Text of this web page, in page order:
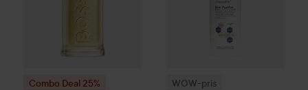
Combo Deal 25% WOW-pris